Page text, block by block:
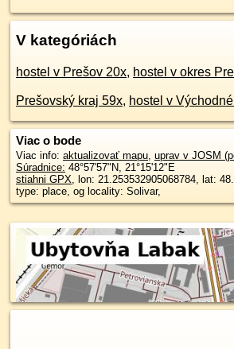
V kategóriách
hostel v Prešov 20x, hostel v okres
Prešovský kraj 59x, hostel v
Viac o bode
Viac info: aktualizovať mapu, uprav v JOSM
Súradnice: 48°57'57"N, 21°15'12"E
stiahni GPX, lon: 21.253532905068784, lat:
type: place, og locality: Solivar,